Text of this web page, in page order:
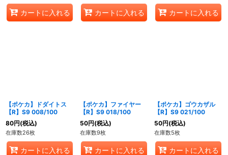
カートに入れる カートに入れる カートに入れる
【ポケカ】ドダイトス
【R】S9 008/100
80円(税込)
在庫数26枚
カートに入れる
【ポケカ】ファイヤー
【R】S9 018/100
50円(税込)
在庫数9枚
カートに入れる
【ポケカ】ゴウカザル
【R】S9 021/100
50円(税込)
在庫数5枚
カートに入れる